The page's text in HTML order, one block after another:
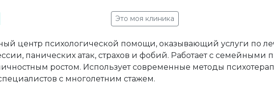
Это моя клиника
центр психологической помощи, оказывающий услуги по
панических атак, страхов и фобий. Работает с семейными
ростом. Использует современные методы
с многолетним стажем.